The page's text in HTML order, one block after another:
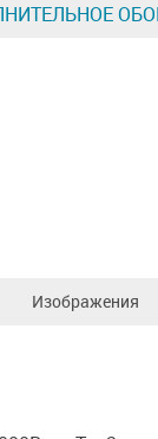
Изображения